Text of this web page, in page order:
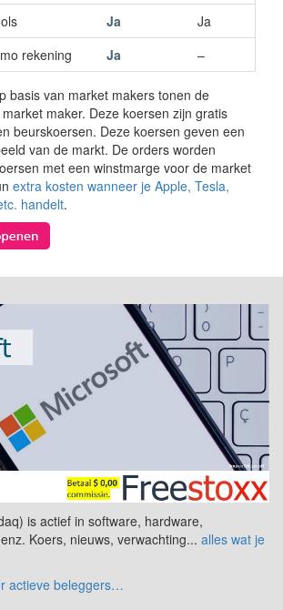
Ja Ja
rekening
Ja –
basis van market makers tonen de
maker. Deze koersen zijn gratis
beurskoersen. Deze koersen geven een
van de markt. De orders worden
met een winstmarge voor de market
extra kosten wanneer je Apple, Tesla,
handelt.
is actief in software, hardware,
Koers, nieuws, verwachting... alles wat je
actieve beleggers…